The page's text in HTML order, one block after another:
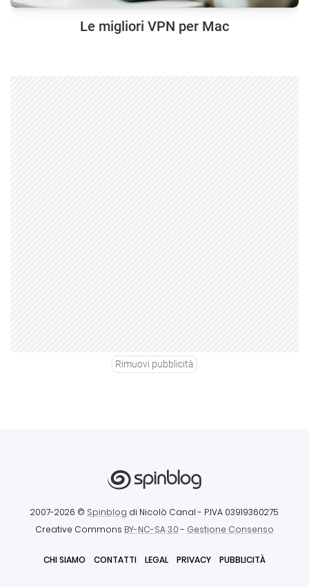
Le migliori VPN per Mac
Rimuovi pubblicità
2007-2026 © Spinblog di Nicolò Canal - P.IVA 03919360275
Creative Commons BY-NC-SA 3.0- Gestione Consenso
CHI SIAMO CONTATTI LEGAL PRIVACY PUBBLICITÀ